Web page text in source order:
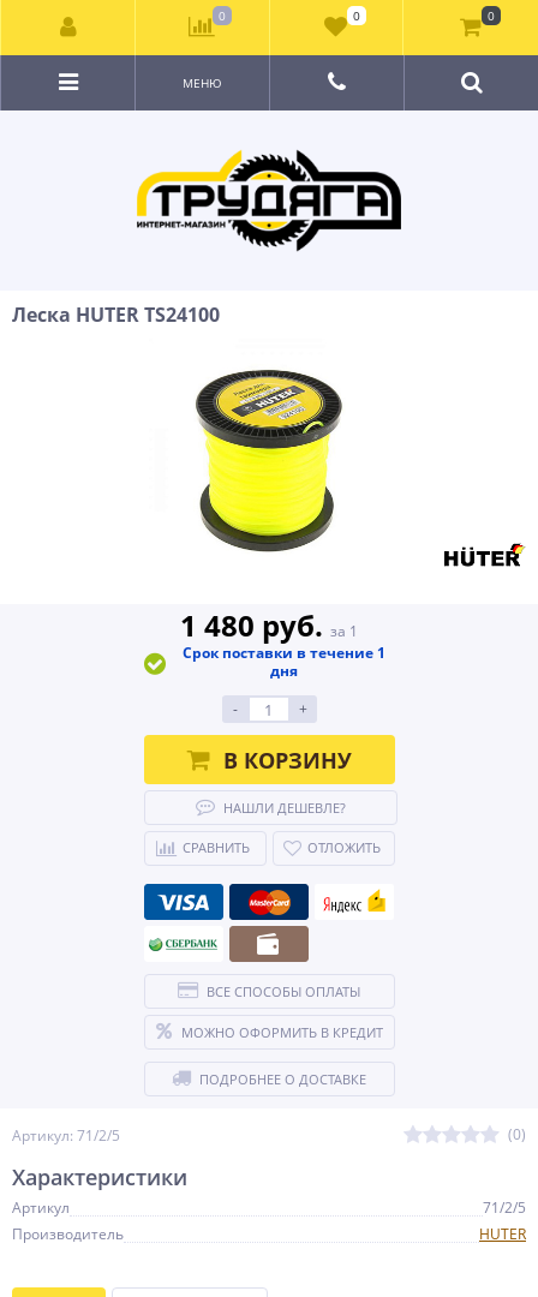
МЕНЮ
Леска HUTER TS24100
Артикул: 71/2/5 (0)
1 480 руб. за 1
Срок поставки в течение 1
дня
-
+
В КОРЗИНУ
НАШЛИ ДЕШЕВЛЕ?
СРАВНИТЬ ОТЛОЖИТЬ
ВСЕ СПОСОБЫ ОПЛАТЫ
МОЖНО ОФОРМИТЬ В КРЕДИТ
ПОДРОБНЕЕ О ДОСТАВКЕ
Характеристики
Артикул
71/2/5
Производитель
HUTER
0 0 0